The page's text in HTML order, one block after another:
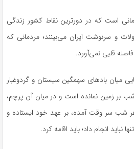
است که در دورترین نقاط کشور زندگی
و سرنوشت ایران می‌بینند؛ مردمانی که
قلبی نمی‌آورد.
میان بادهای سهمگین سیستان و گردوغبار
از هامون، پرچمی 92 شب بر زمین نمانده است و در میان آن پرچم،
شب سر وقت آمده، بر عهد خود ایستاده و
انجام داد؛ باید اقامه کرد.